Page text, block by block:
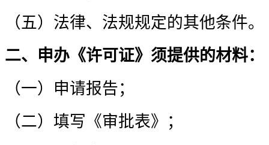
（五）法律、法规规定的其他条件。
二、申办《许可证》须提供的材料：
（一）申请报告；
（二）填写《审批表》；